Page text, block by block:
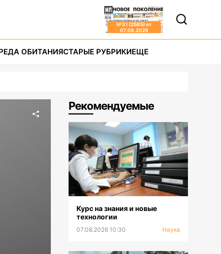
№31 (2585) от
07.08.2026
ОБИТАНИЯСТАРЫЕ РУБРИКИЕЩЕ
Рекомендуемые
Курс на знания и новые
технологии
07.08.2026 10:30 Наука